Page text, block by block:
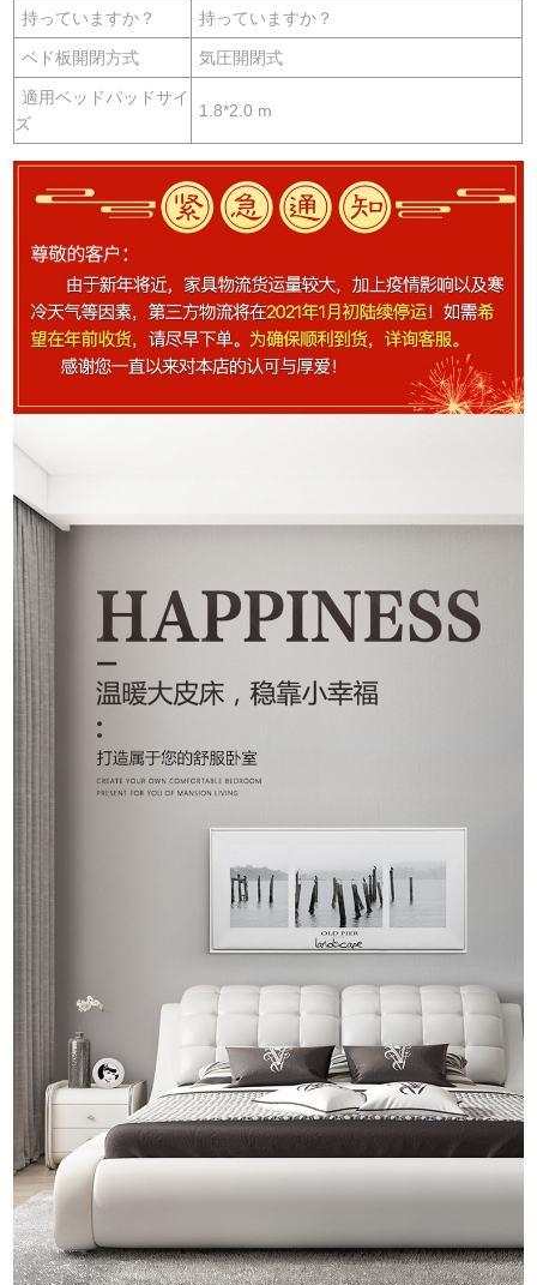
持っていますか？ 持っていますか？
ベド板開閉方式 気圧開閉式
適用ベッドパッドサイ
ズ
1.8*2.0 m